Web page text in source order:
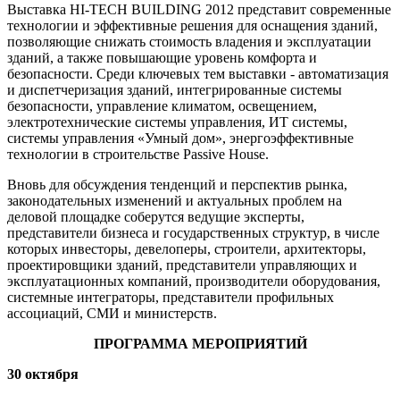
Выставка HI-TECH BUILDING 2012 представит современные
технологии и эффективные решения для оснащения зданий,
позволяющие снижать стоимость владения и эксплуатации
зданий, а также повышающие уровень комфорта и
безопасности. Среди ключевых тем выставки - автоматизация
и диспетчеризация зданий, интегрированные системы
безопасности, управление климатом, освещением,
электротехнические системы управления, ИТ системы,
системы управления «Умный дом», энергоэффективные
технологии в строительстве Passive House.
Вновь для обсуждения тенденций и перспектив рынка,
законодательных изменений и актуальных проблем на
деловой площадке соберутся ведущие эксперты,
представители бизнеса и государственных структур, в числе
которых инвесторы, девелоперы, строители, архитекторы,
проектировщики зданий, представители управляющих и
эксплуатационных компаний, производители оборудования,
системные интеграторы, представители профильных
ассоциаций, СМИ и министерств.
ПРОГРАММА МЕРОПРИЯТИЙ
30 октября